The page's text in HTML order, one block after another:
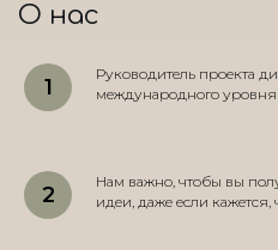
О нас
Руководитель проекта
международного уровня
Нам важно, чтобы вы
идеи, даже если